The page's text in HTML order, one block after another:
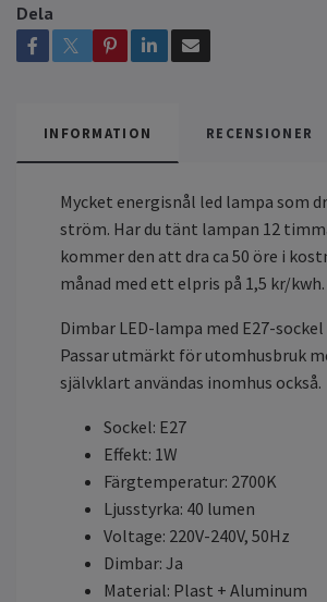
Dela
INFORMATION RECENSIONER
Mycket energisnål led lampa som
ström. Har du tänt lampan 12
kommer den att dra ca 50 öre i
månad med ett elpris på 1,5 kr/kwh.
Dimbar LED-lampa med E27-
Passar utmärkt för utomhusbruk
självklart användas inomhus också.
Sockel: E27
Effekt: 1W
Färgtemperatur: 2700K
Ljusstyrka: 40 lumen
Voltage: 220V-240V, 50Hz
Dimbar: Ja
Material: Plast + Aluminum